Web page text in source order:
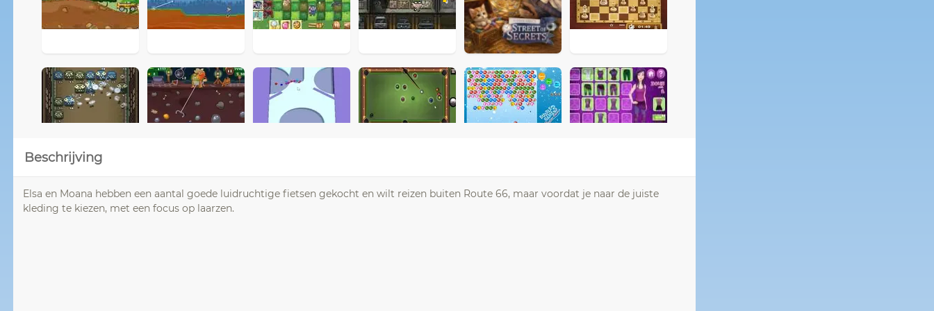
Beschrijving
Elsa en Moana hebben een aantal goede luidruchtige fietsen gekocht en wilt reizen buiten Route 66, maar voordat je naar de juiste
kleding te kiezen, met een focus op laarzen.